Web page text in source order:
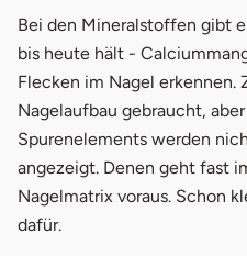
Bei den Mineralstoffen gibt
bis heute hält -
Flecken im Nagel erkennen.
Nagelaufbau gebraucht,
Spurenelements werden
angezeigt. Denen geht fast
Nagelmatrix voraus. Schon
dafür.